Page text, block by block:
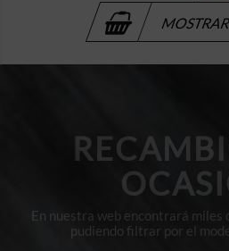
MOSTRAR
En nuestra web encontrará miles
pudiendo filtrar por el